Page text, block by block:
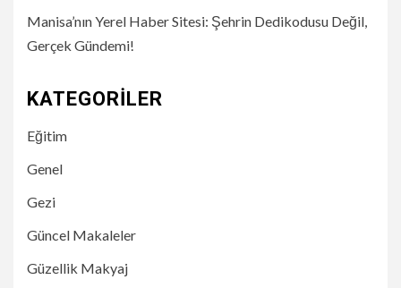
Manisa’nın Yerel Haber Sitesi: Şehrin Dedikodusu Değil,
Gerçek Gündemi!
KATEGORILER
Eğitim
Genel
Gezi
Güncel Makaleler
Güzellik Makyaj